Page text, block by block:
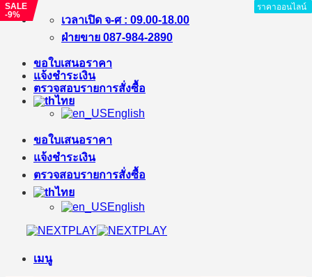
ข้าม
เนื้อหา
เวลาเปิด จ-ศ : 09.00-18.00
ฝ่ายขาย 087-984-2890
ขอใบเสนอราคา
แจ้งชำระเงิน
ตรวจสอบรายการสั่งซื้อ
ไทย
English
ขอใบเสนอราคา
แจ้งชำระเงิน
ตรวจสอบรายการสั่งซื้อ
ไทย
English
เมนู
ราคาออนไลน์
ราคาออนไลน์
ราคาออนไลน์
ราคาออนไลน์
SALE
-9%
ราคาออนไลน์
ราคาออนไลน์
ราคาออนไลน์
ราคาออนไลน์